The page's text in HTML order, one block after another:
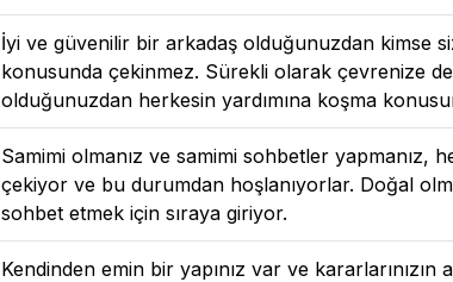
İyi ve güvenilir bir arkadaş olduğunuzdan kimse
konusunda çekinmez. Sürekli olarak çevrenize
olduğunuzdan herkesin yardımına koşma
Samimi olmanız ve samimi sohbetler yapmanız,
çekiyor ve bu durumdan hoşlanıyorlar. Doğal
sohbet etmek için sıraya giriyor.
Kendinden emin bir yapınız var ve kararlarınızın